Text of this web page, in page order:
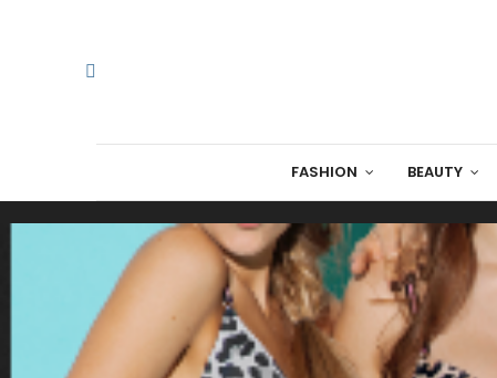
FASHION BEAUTY